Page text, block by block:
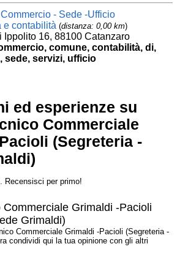
- Sede -Ufficio
e contabilità (distanza: 0,00 km)
Ippolito 16, 88100 Catanzaro
comune, contabilità, di,
sede, servizi, ufficio
ed esperienze su
Commerciale
(Segreteria -
Recensisci per primo!
Commerciale Grimaldi -Pacioli
Grimaldi)
Commerciale Grimaldi -Pacioli (Segreteria -
condividi qui la tua opinione con gli altri